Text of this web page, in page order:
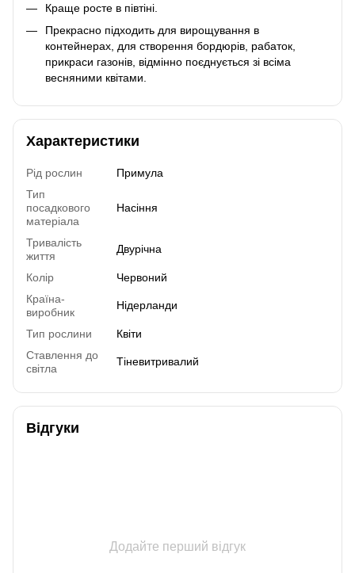
Краще росте в півтіні.
Прекрасно підходить для вирощування в
контейнерах, для створення бордюрів, рабаток,
прикраси газонів, відмінно поєднується зі всіма
весняними квітами.
Характеристики
Рід рослин
Примула
Тип
посадкового
матеріала
Насіння
Тривалість
життя
Двурічна
Колір
Червоний
Країна-
виробник
Нідерланди
Тип рослини
Квіти
Ставлення до
світла
Тіневитривалий
Відгуки
Додайте перший відгук